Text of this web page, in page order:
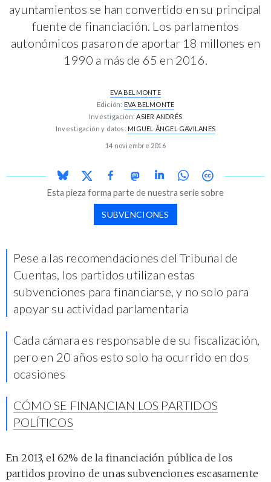
ayuntamientos se han convertido en su principal
fuente de financiación. Los parlamentos
autonómicos pasaron de aportar 18 millones en
1990 a más de 65 en 2016.
EVA BELMONTE
Edición: EVA BELMONTE
Investigación: ASIER ANDRÉS
Investigación y datos: MIGUEL ÁNGEL GAVILANES
14 noviembre 2016
Esta pieza forma parte de nuestra serie sobre
SUBVENCIONES
Pese a las recomendaciones del Tribunal de
Cuentas, los partidos utilizan estas
subvenciones para financiarse, y no solo para
apoyar su actividad parlamentaria
Cada cámara es responsable de su fiscalización,
pero en 20 años esto solo ha ocurrido en dos
ocasiones
CÓMO SE FINANCIAN LOS PARTIDOS
POLÍTICOS
En 2013, el 62% de la financiación pública de los
partidos provino de unas subvenciones escasamente